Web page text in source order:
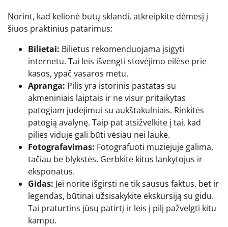
Norint, kad kelionė būtų sklandi, atkreipkite dėmesį į
šiuos praktinius patarimus:
Bilietai: Bilietus rekomenduojama įsigyti
internetu. Tai leis išvengti stovėjimo eilėse prie
kasos, ypač vasaros metu.
Apranga: Pilis yra istorinis pastatas su
akmeniniais laiptais ir ne visur pritaikytas
patogiam judėjimui su aukštakulniais. Rinkitės
patogią avalynę. Taip pat atsižvelkite į tai, kad
pilies viduje gali būti vėsiau nei lauke.
Fotografavimas: Fotografuoti muziejuje galima,
tačiau be blykstės. Gerbkite kitus lankytojus ir
eksponatus.
Gidas: Jei norite išgirsti ne tik sausus faktus, bet ir
legendas, būtinai užsisakykite ekskursiją su gidu.
Tai praturtins jūsų patirtį ir leis į pilį pažvelgti kitu
kampu.